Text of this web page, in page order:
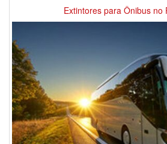
Extintores para Ônibus no